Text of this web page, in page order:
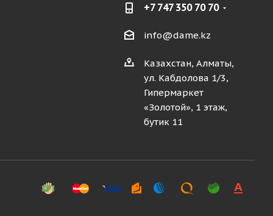
+7 747 350 70 70
info@dame.kz
Казахстан, Алматы,
ул. Кабдолова 1/3,
Гипермаркет
«Золотой», 1 этаж,
бутик 11